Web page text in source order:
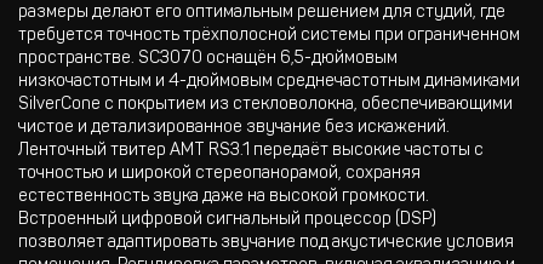
размеры делают его оптимальным решением для студий, где
требуется точность трёхполосной системы при ограниченном
пространстве. SC3070 оснащён 6,5-дюймовым
низкочастотным и 4-дюймовым среднечастотным динамиками
SilverCone с покрытием из стекловолокна, обеспечивающими
чистое и детализированное звучание без искажений.
Ленточный твитер AMT RS3.1 передаёт высокие частоты с
точностью и широкой стереопанорамой, сохраняя
естественность звука даже на высокой громкости.
Встроенный цифровой сигнальный процессор (DSP)
позволяет адаптировать звучание под акустические условия